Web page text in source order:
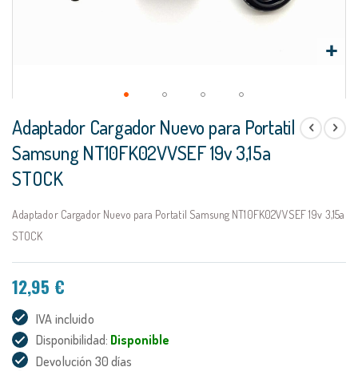
al
comienzo
de
la
galería
de
imágenes
Adaptador Cargador Nuevo para Portatil
Samsung NT10FK02VVSEF 19v 3,15a
STOCK
Adaptador Cargador Nuevo para Portatil Samsung NT10FK02VVSEF 19v 3,15a
STOCK
12,95 €
IVA incluido
Disponibilidad: Disponible
Devolución 30 días